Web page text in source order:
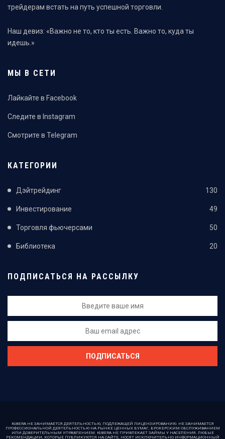
трейдерам встать на путь успешной торговли.
Наш девиз: «Важно не то, кто ты есть. Важно то, куда ты
идешь.»
МЫ В СЕТИ
Лайкайте в Facebook
Следите в Instagram
Смотрите в Telegram
КАТЕГОРИИ
Дэйтрейдинг 130
Инвестирование 49
Торговля фьючерсами 50
Библиотека 20
ПОДПИСАТЬСЯ НА РАССЫЛКУ
KUBERA НЕ ЗАНИМАЕТСЯ ДЕЯТЕЛЬНОСТЬЮ, ПОДЛЕЖАЩЕЙ ЛИЦЕНЗИРОВАНИЮ. НЕ ЗАНИМАЕТСЯ
ПРОФЕССИОНАЛЬНОЙ ДЕЯТЕЛЬНОСТЬЮ НА РЫНКЕ ЦЕННЫХ БУМАГ, БРОКЕРСКИМ ОБСЛУЖИВАНИЕМ
ИЛИ ДОВЕРИТЕЛЬНЫМ УПРАВЛЕНИЕМ. KUBERA НЕ ПРИВЛЕКАЕТ ЗАЙМЫ У НАСЕЛЕНИЯ. ЛЮБЫЕ
РЕКОМЕНДАЦИИ, КОТОРЫЕ ПУБЛИКУЮТСЯ НА САЙТЕ, НОСЯТ ИСКЛЮЧИТЕЛЬНО ИНФОРМАЦИОННЫЙ